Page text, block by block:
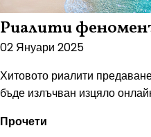
Риалити
02 Януари 2025
Хитовото риалити
бъде излъчван изцяло
Прочети